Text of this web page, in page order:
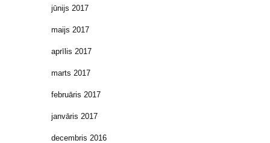
jūnijs 2017
maijs 2017
aprīlis 2017
marts 2017
februāris 2017
janvāris 2017
decembris 2016